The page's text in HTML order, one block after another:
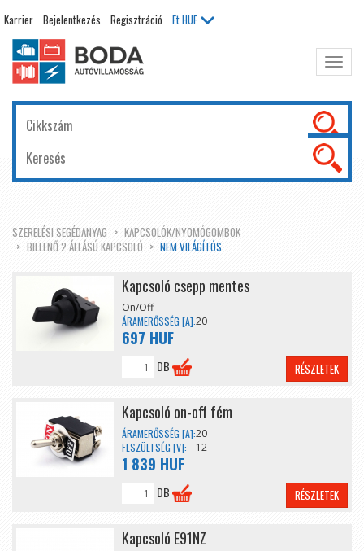
Karrier Bejelentkezés Regisztráció FtHUF
SZERELÉSI SEGÉDANYAG
KAPCSOLÓK/NYOMÓGOMBOK
BILLENŐ 2 ÁLLÁSÚ KAPCSOLÓ
NEM VILÁGÍTÓS
Kapcsoló csepp mentes
On/Off
ÁRAMERŐSSÉG [A]:20
697 HUF
DB RÉSZLETEK
Kapcsoló on-off fém
ÁRAMERŐSSÉG [A]:20
FESZÜLTSÉG [V]:
12
1 839 HUF
DB RÉSZLETEK
Kapcsoló E91NZ